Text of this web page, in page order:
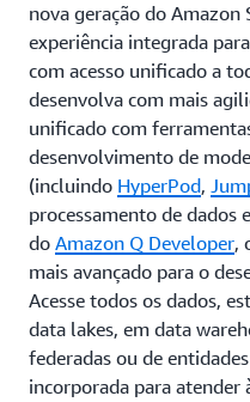
nova geração do Amazon
experiência integrada
com acesso unificado a
desenvolva com mais
unificado com
desenvolvimento de
(incluindo HyperPod,
processamento de dados
do Amazon Q Developer,
mais avançado para o
Acesse todos os dados,
data lakes, em data
federadas ou de
incorporada para atender